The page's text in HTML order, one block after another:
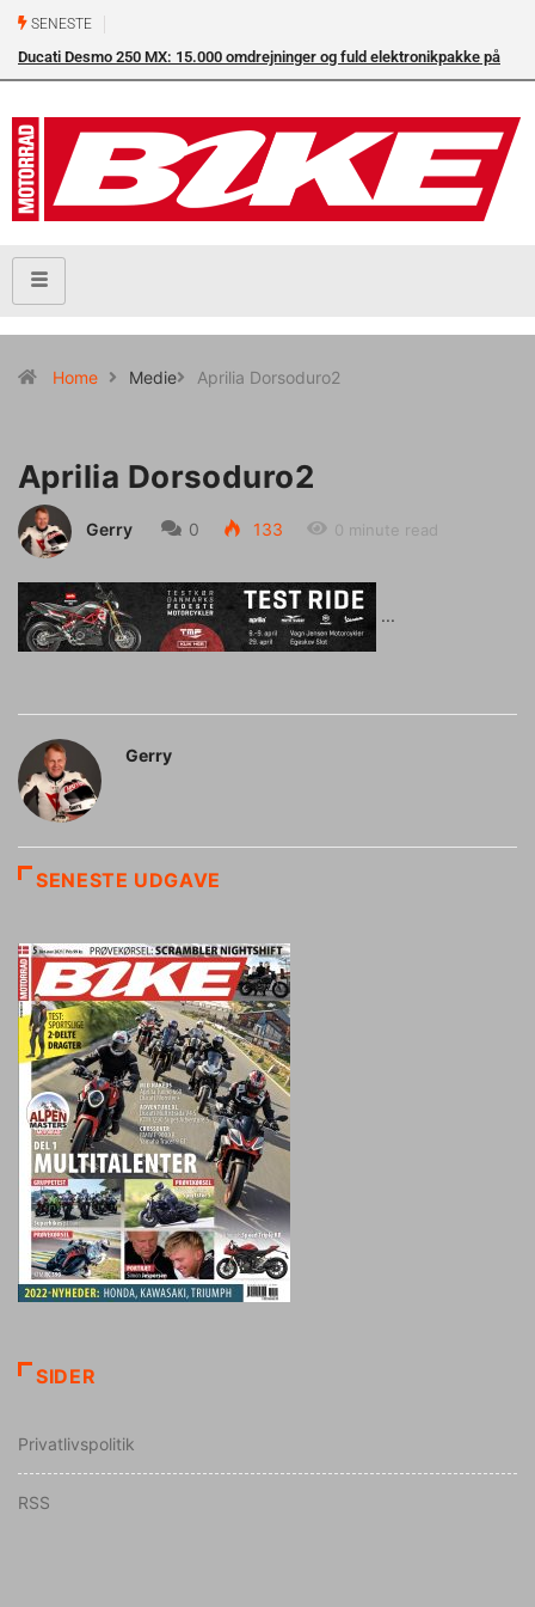
SENESTE
Ducati Desmo 250 MX: 15.000 omdrejninger og fuld elektronikpakke på
Home Medie Aprilia Dorsoduro2
Aprilia Dorsoduro2
Gerry 0 133 0 minute read
Gerry
SENESTE UDGAVE
SIDER
Privatlivspolitik
RSS